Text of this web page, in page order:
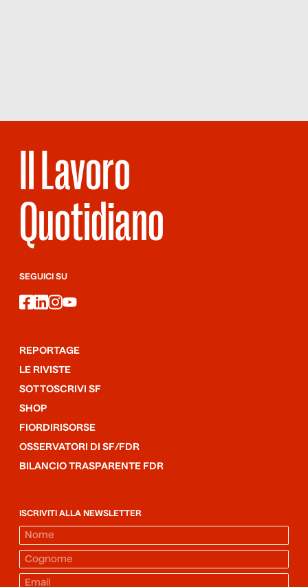
Il Lavoro
Quotidiano
SEGUICI SU
facebook
linkedin
instagram
youtube
REPORTAGE
LE RIVISTE
SOTTOSCRIVI SF
SHOP
FIORDIRISORSE
OSSERVATORI DI SF/FDR
BILANCIO TRASPARENTE FDR
ISCRIVITI ALLA NEWSLETTER